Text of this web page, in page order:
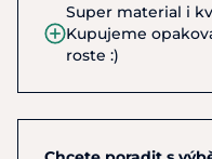
Super material i
Kupujeme
roste :)